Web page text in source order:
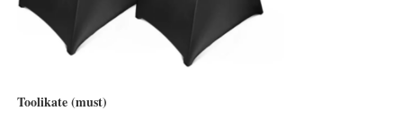
Toolikate (must)